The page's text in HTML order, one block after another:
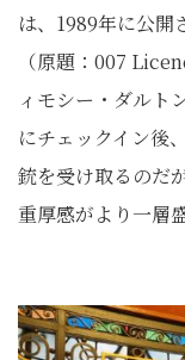
は、1989年に公開
（原題：007
ィモシー・ダルト
にチェックイン後
銃を受け取るのだ
重厚感がより一層